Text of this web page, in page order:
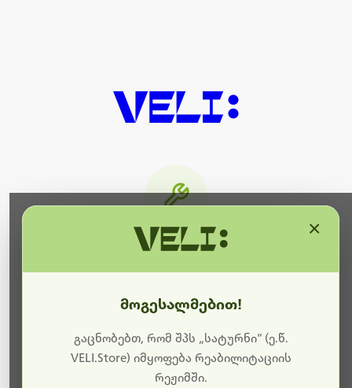
ბოდიშს გიხდით შეფერხებისთვის. ამჟამად
მიმდინარეობს საიტის განახლება და ტექნიკური
სამუშაოები.
მალე ისევ ხელმისაწვდომი იქნება. გმადლობთ
მოგესალმებით!
გაცნობებთ, რომ შპს „სატურნი“ (ე.წ.
VELI.Store) იმყოფება რეაბილიტაციის
რეჟიმში.
×